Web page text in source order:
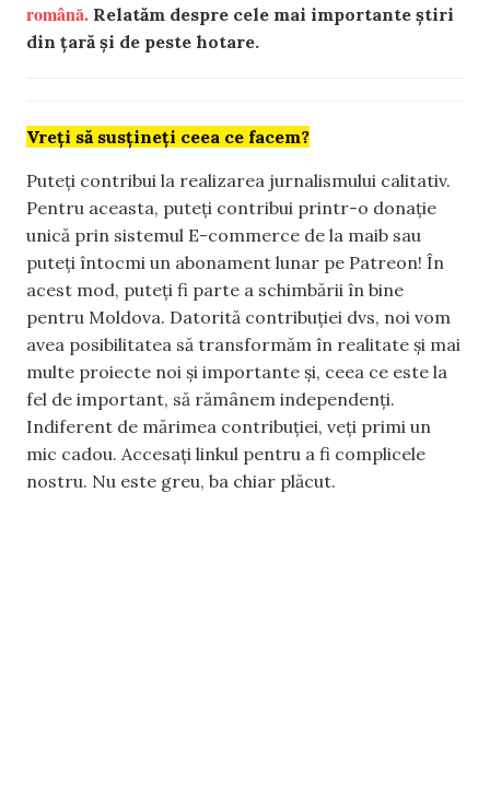
română. Relatăm despre cele mai importante știri
din țară și de peste hotare.
Vreți să susțineți ceea ce facem?
Puteți contribui la realizarea jurnalismului calitativ.
Pentru aceasta, puteți contribui printr-o donație
unică prin sistemul E-commerce de la maib sau
puteți întocmi un abonament lunar pe Patreon! În
acest mod, puteți fi parte a schimbării în bine
pentru Moldova. Datorită contribuției dvs, noi vom
avea posibilitatea să transformăm în realitate și mai
multe proiecte noi și importante și, ceea ce este la
fel de important, să rămânem independenți.
Indiferent de mărimea contribuției, veți primi un
mic cadou. Accesați linkul pentru a fi complicele
nostru. Nu este greu, ba chiar plăcut.